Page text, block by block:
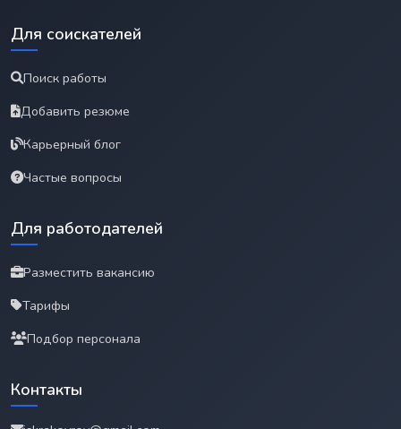
Для соискателей
Поиск работы
Добавить резюме
Карьерный блог
Частые вопросы
Для работодателей
Разместить вакансию
Тарифы
Подбор персонала
Контакты